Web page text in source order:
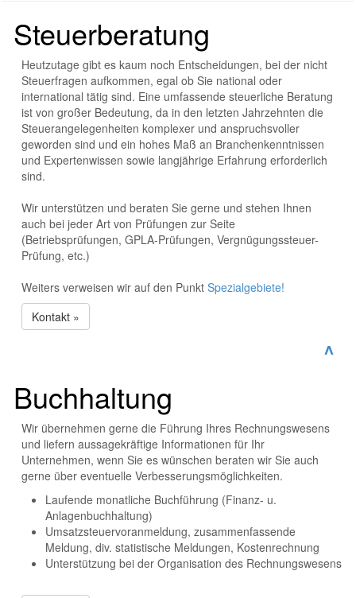
Steuerberatung
Heutzutage gibt es kaum noch Entscheidungen, bei der nicht
Steuerfragen aufkommen, egal ob Sie national oder
international tätig sind. Eine umfassende steuerliche Beratung
ist von großer Bedeutung, da in den letzten Jahrzehnten die
Steuerangelegenheiten komplexer und anspruchsvoller
geworden sind und ein hohes Maß an Branchenkenntnissen
und Expertenwissen sowie langjährige Erfahrung erforderlich
sind.
Wir unterstützen und beraten Sie gerne und stehen Ihnen
auch bei jeder Art von Prüfungen zur Seite
(Betriebsprüfungen, GPLA-Prüfungen, Vergnügungssteuer-
Prüfung, etc.)
Weiters verweisen wir auf den Punkt Spezialgebiete!
Kontakt »
^
Buchhaltung
Wir übernehmen gerne die Führung Ihres Rechnungswesens
und liefern aussagekräftige Informationen für Ihr
Unternehmen, wenn Sie es wünschen beraten wir Sie auch
gerne über eventuelle Verbesserungsmöglichkeiten.
Laufende monatliche Buchführung (Finanz- u.
Anlagenbuchhaltung)
Umsatzsteuervoranmeldung, zusammenfassende
Meldung, div. statistische Meldungen, Kostenrechnung
Unterstützung bei der Organisation des Rechnungswesens